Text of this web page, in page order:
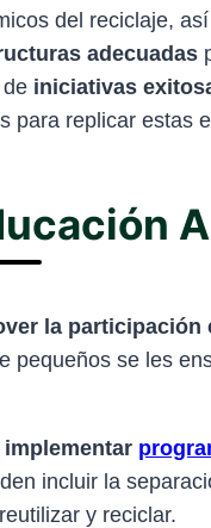
del reciclaje,
adecuadas
iniciativas
para replicar estas
la participación
pequeños se les
incluir la
y reciclar.